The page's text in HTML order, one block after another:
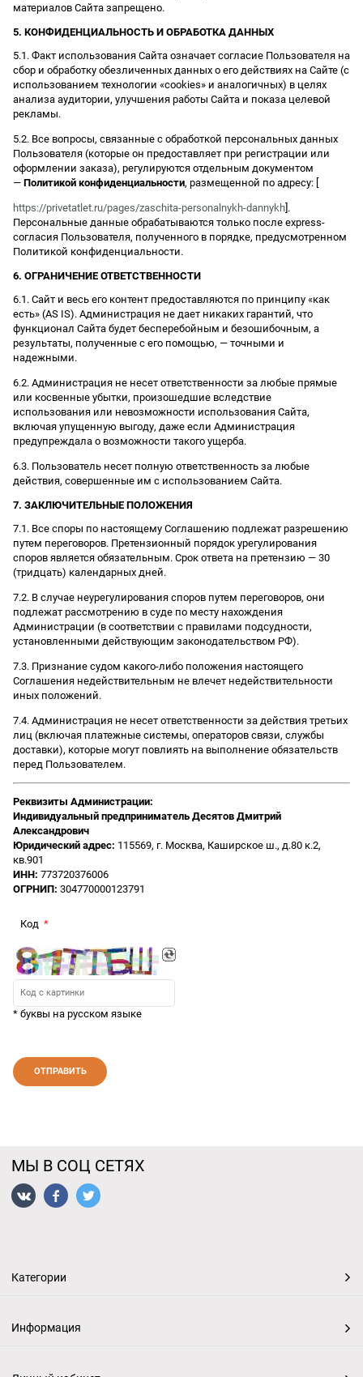
материалов Сайта запрещено.
5. КОНФИДЕНЦИАЛЬНОСТЬ И ОБРАБОТКА ДАННЫХ
5.1. Факт использования Сайта означает согласие Пользователя на
сбор и обработку обезличенных данных о его действиях на Сайте (с
использованием технологии «cookies» и аналогичных) в целях
анализа аудитории, улучшения работы Сайта и показа целевой
рекламы.
5.2. Все вопросы, связанные с обработкой персональных данных
Пользователя (которые он предоставляет при регистрации или
оформлении заказа), регулируются отдельным документом
— Политикой конфиденциальности, размещенной по адресу: [
https://privetatlet.ru/pages/zaschita-personalnykh-dannykh].
Персональные данные обрабатываются только после express-
согласия Пользователя, полученного в порядке, предусмотренном
Политикой конфиденциальности.
6. ОГРАНИЧЕНИЕ ОТВЕТСТВЕННОСТИ
6.1. Сайт и весь его контент предоставляются по принципу «как
есть» (AS IS). Администрация не дает никаких гарантий, что
функционал Сайта будет бесперебойным и безошибочным, а
результаты, полученные с его помощью, — точными и
надежными.
6.2. Администрация не несет ответственности за любые прямые
или косвенные убытки, произошедшие вследствие
использования или невозможности использования Сайта,
включая упущенную выгоду, даже если Администрация
предупреждала о возможности такого ущерба.
6.3. Пользователь несет полную ответственность за любые
действия, совершенные им с использованием Сайта.
7. ЗАКЛЮЧИТЕЛЬНЫЕ ПОЛОЖЕНИЯ
7.1. Все споры по настоящему Соглашению подлежат разрешению
путем переговоров. Претензионный порядок урегулирования
споров является обязательным. Срок ответа на претензию — 30
(тридцать) календарных дней.
7.2. В случае неурегулирования споров путем переговоров, они
подлежат рассмотрению в суде по месту нахождения
Администрации (в соответствии с правилами подсудности,
установленными действующим законодательством РФ).
7.3. Признание судом какого-либо положения настоящего
Соглашения недействительным не влечет недействительности
иных положений.
7.4. Администрация не несет ответственности за действия третьих
лиц (включая платежные системы, операторов связи, службы
доставки), которые могут повлиять на выполнение обязательств
перед Пользователем.
Реквизиты Администрации:
Индивидуальный предприниматель Десятов Дмитрий
Александрович
Юридический адрес: 115569, г. Москва, Каширское ш., д.80 к.2,
кв.901
ИНН: 773720376006
ОГРНИП: 304770000123791
Код
* буквы на русском языке
МЫ В СОЦ СЕТЯХ
Категории
Информация